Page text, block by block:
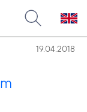
19.04.2018